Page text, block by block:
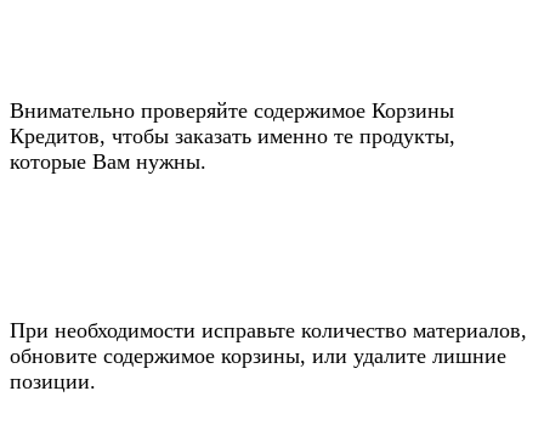
Внимательно проверяйте содержимое Корзины
Кредитов, чтобы заказать именно те продукты,
которые Вам нужны.
При необходимости исправьте количество материалов,
обновите содержимое корзины, или удалите лишние
позиции.